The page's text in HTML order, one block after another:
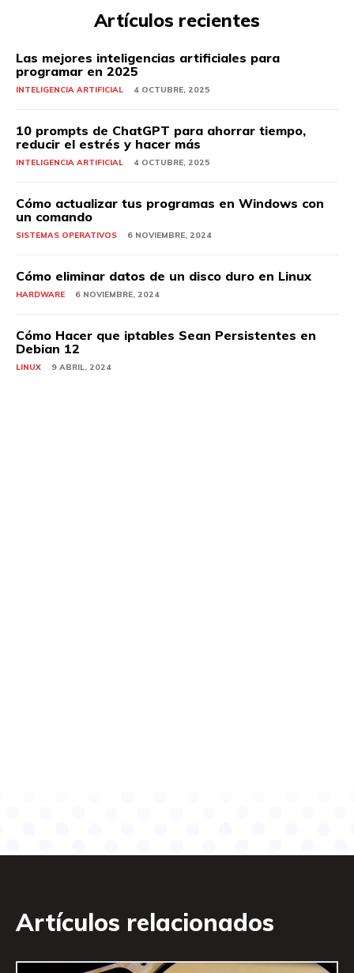
Artículos recientes
Las mejores inteligencias artificiales para
programar en 2025
INTELIGENCIA ARTIFICIAL 4 OCTUBRE, 2025
10 prompts de ChatGPT para ahorrar tiempo,
reducir el estrés y hacer más
INTELIGENCIA ARTIFICIAL 4 OCTUBRE, 2025
Cómo actualizar tus programas en Windows con
un comando
SISTEMAS OPERATIVOS 6 NOVIEMBRE, 2024
Cómo eliminar datos de un disco duro en Linux
HARDWARE 6 NOVIEMBRE, 2024
Cómo Hacer que iptables Sean Persistentes en
Debian 12
LINUX 9 ABRIL, 2024
Artículos relacionados